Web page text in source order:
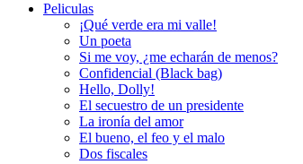
Peliculas
¡Qué verde era mi valle!
Un poeta
Si me voy, ¿me echarán de menos?
Confidencial (Black bag)
Hello, Dolly!
El secuestro de un presidente
La ironía del amor
El bueno, el feo y el malo
Dos fiscales